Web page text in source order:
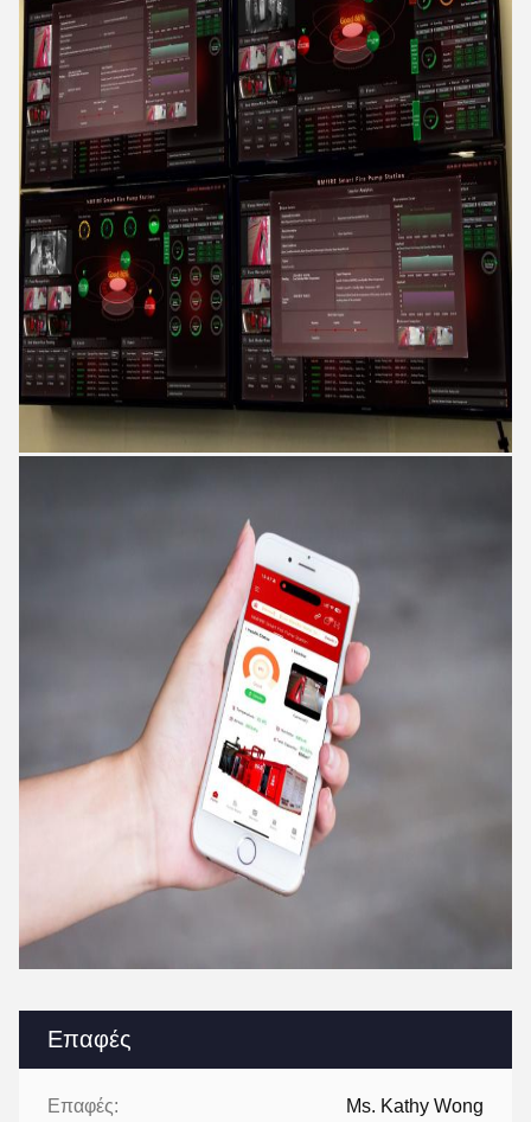
Επαφές
Επαφές: Ms. Kathy Wong